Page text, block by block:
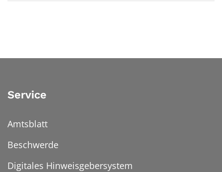
Service
Amtsblatt
Beschwerde
Digitales Hinweisgebersystem